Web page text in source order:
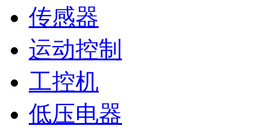
传感器
运动控制
工控机
低压电器